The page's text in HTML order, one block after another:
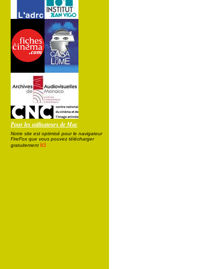
Pour les utilisateurs de Mac
Notre site est optimisé pour le navigateur
FireFox que vous pouvez télécharger
gratuitement ici